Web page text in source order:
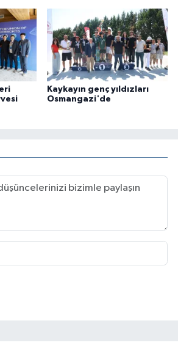
Kaykayın genç yıldızları
Osmangazi'de